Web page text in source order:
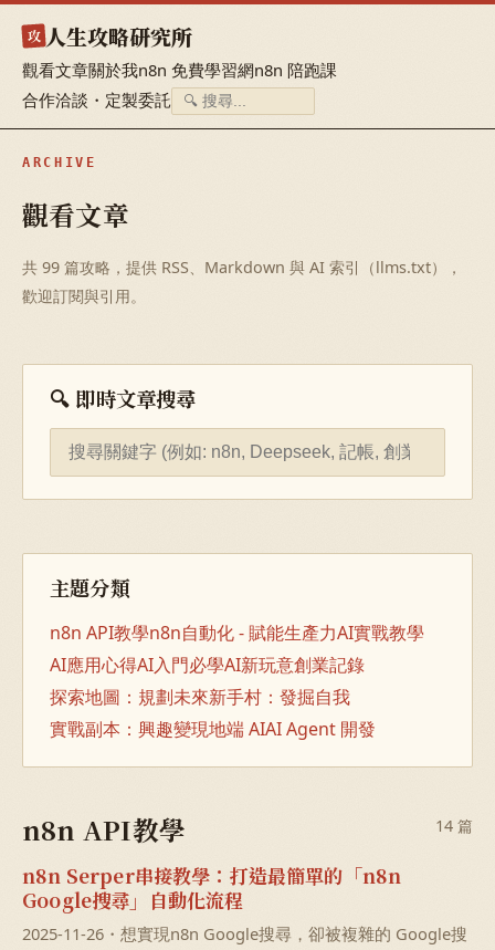
攻 人生攻略研究所
觀看文章關於我n8n 免費學習網n8n 陪跑課
合作洽談・定製委託
ARCHIVE
觀看文章
共 99 篇攻略，提供 RSS、Markdown 與 AI 索引（llms.txt），
歡迎訂閱與引用。
🔍 即時文章搜尋
主題分類
n8n API教學n8n自動化 - 賦能生產力AI實戰教學
AI應用心得AI入門必學AI新玩意創業記錄
探索地圖：規劃未來新手村：發掘自我
實戰副本：興趣變現地端 AIAI Agent 開發
n8n API教學 14 篇
n8n Serper串接教學：打造最簡單的「n8n
Google搜尋」自動化流程
2025-11-26・想實現n8n Google搜尋，卻被複雜的 Google搜